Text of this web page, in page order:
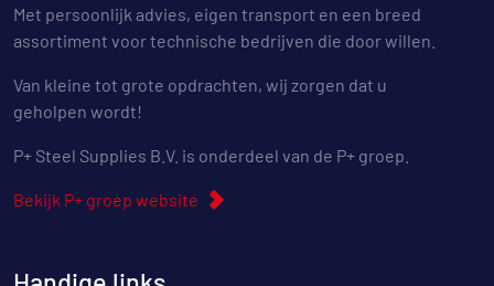
Met persoonlijk advies, eigen transport en een breed
assortiment voor technische bedrijven die door willen.
Van kleine tot grote opdrachten, wij zorgen dat u
geholpen wordt!
P+ Steel Supplies B.V. is onderdeel van de P+ groep.
Bekijk P+ groep website